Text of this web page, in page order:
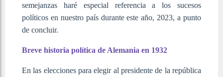
semejanzas haré especial referencia a los sucesos
políticos en nuestro país durante este año, 2023, a punto
de concluir.
Breve historia política de Alemania en 1932
En las elecciones para elegir al presidente de la república